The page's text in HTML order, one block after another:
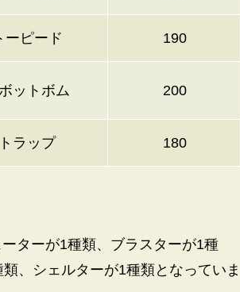
ーピード 190
ットボム 200
トラップ 180
ターが1種類、ブラスターが1種
、シェルターが1種類となっていま